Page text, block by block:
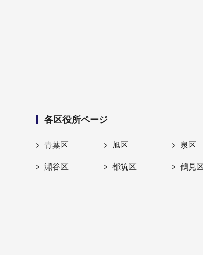
各区役所ページ
青葉区 旭区 泉区
瀬谷区 都筑区 鶴見